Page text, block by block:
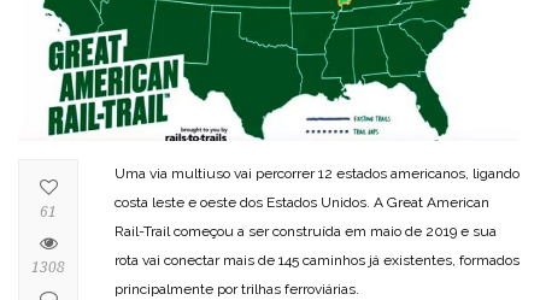
Uma via multiuso vai percorrer 12 estados americanos, ligando
costa leste e oeste dos Estados Unidos. A Great American
Rail-Trail começou a ser construída em maio de 2019 e sua
rota vai conectar mais de 145 caminhos já existentes, formados
principalmente por trilhas ferroviárias.
61
1308